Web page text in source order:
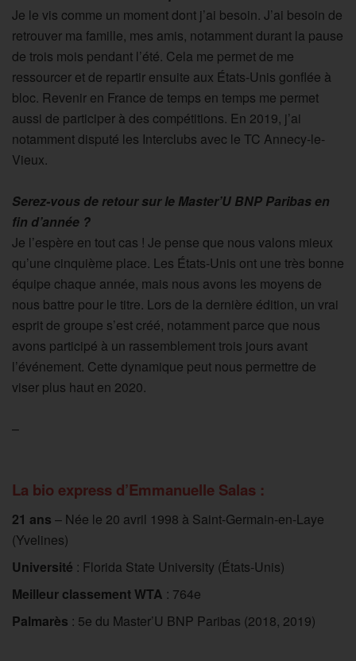
Je le vis comme un moment dont j’ai besoin. J’ai besoin de
retrouver ma famille, mes amis, notamment durant la pause
de trois mois pendant l’été. Cela me permet de me
ressourcer et de repartir ensuite aux États-Unis gonflée à
bloc. Revenir en France de temps en temps me permet
aussi de participer à des compétitions. En 2019, j’ai
notamment disputé les Interclubs avec le TC Annecy-le-
Vieux.
Serez-vous de retour sur le Master’U BNP Paribas en
fin d’année ?
Je l’espère en tout cas ! Je pense que nous valons mieux
qu’une cinquième place. Les États-Unis ont une très bonne
équipe chaque année, mais nous avons les moyens de
nous battre pour le titre. Lors de la dernière édition, un vrai
esprit de groupe s’est créé, notamment parce que nous
avons participé à un rassemblement trois jours avant
l’événement. Cette dynamique peut nous permettre de
viser plus haut en 2020.
–
La bio express d’Emmanuelle Salas :
21 ans – Née le 20 avril 1998 à Saint-Germain-en-Laye
(Yvelines)
Université : Florida State University (États-Unis)
Meilleur classement WTA : 764e
Palmarès : 5e du Master’U BNP Paribas (2018, 2019)